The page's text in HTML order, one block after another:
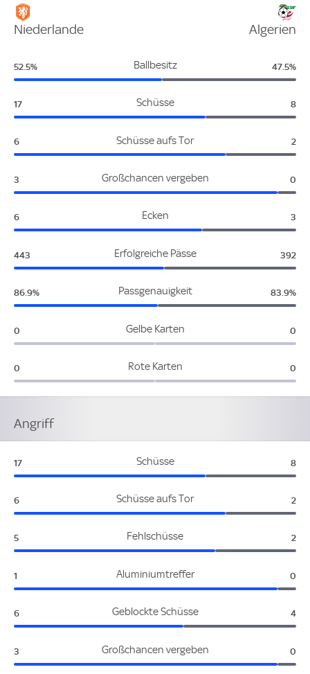
Niederlande Algerien
Ballbesitz
Niederlande:
52.5% 47.5%
Schüsse
Niederlande:
17 8
Schüsse aufs Tor
Niederlande:
6 2
Großchancen vergeben
Niederlande:
3 0
Ecken
Niederlande:
6 3
Erfolgreiche Pässe
Niederlande:
443 392
Passgenauigkeit
Niederlande:
86.9% 83.9%
Gelbe Karten
Niederlande:
0 0
Rote Karten
Niederlande:
0 0
Angriff
Schüsse
Niederlande:
17 8
Schüsse aufs Tor
Niederlande:
6 2
Fehlschüsse
Niederlande:
5 2
Aluminiumtreffer
Niederlande:
1 0
Geblockte Schüsse
Niederlande:
6 4
Großchancen vergeben
Niederlande:
3 0